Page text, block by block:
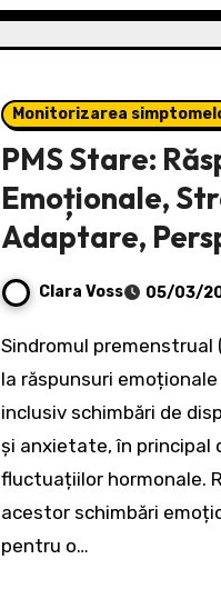
Monitorizarea
PMS Stare:
Emoționale,
Adaptare,
Clara Voss 05/03/
Sindromul premenstrual (SPM) poate duce
la răspunsuri
inclusiv schimbări de
și anxietate, în principal
fluctuațiilor hormonale.
acestor schimbări
pentru o…